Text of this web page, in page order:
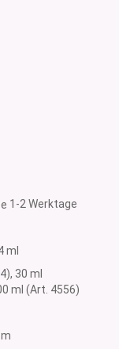
1-2 Werktage
ml
30 ml
ml (Art. 4556)